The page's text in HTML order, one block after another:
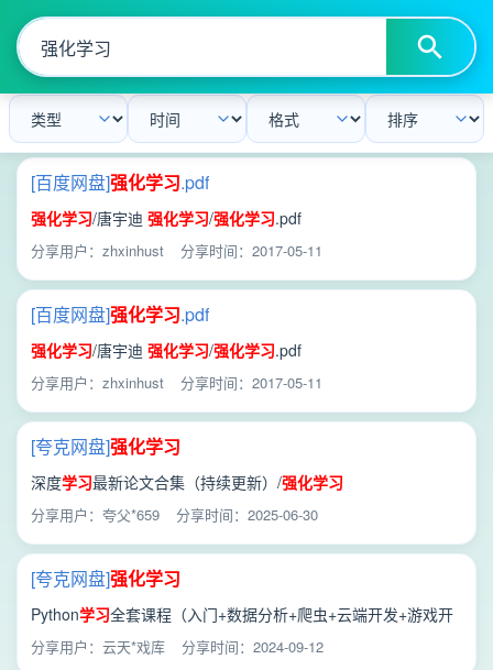
[百度网盘]强化学习.pdf
强化学习/唐宇迪 强化学习/强化学习.pdf
分享用户：zhxinhust 分享时间：2017-05-11
[百度网盘]强化学习.pdf
强化学习/唐宇迪 强化学习/强化学习.pdf
分享用户：zhxinhust 分享时间：2017-05-11
[夸克网盘]强化学习
深度学习最新论文合集（持续更新）/强化学习
分享用户：夸父*659 分享时间：2025-06-30
[夸克网盘]强化学习
Python学习全套课程（入门+数据分析+爬虫+云端开发+游戏开
发+科学计算+机器学习）/Python机器
强化学习
分享用户：云天*戏库 分享时间：2024-09-12